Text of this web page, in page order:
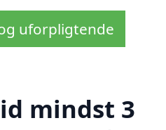
uforpligtende
mindst 3